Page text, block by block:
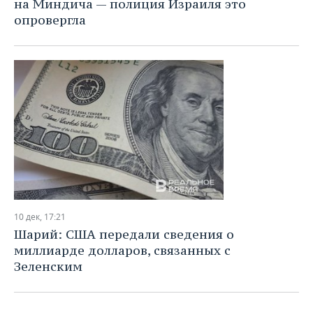
на Миндича — полиция Израиля это
опровергла
10 дек, 17:21
Шарий: США передали сведения о
миллиарде долларов, связанных с
Зеленским